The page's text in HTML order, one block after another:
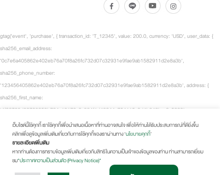
เว็บไซต์นี้ใช้คุกกี้ เราใช้คุกกี้เพื่อนำเสนอเนื้อหาที่ท่านอาจสนใจ เพื่อให้ท่านได้รับประสบการณ์ที่ดียิ่งขึ้น
คลิกเพื่อดูข้อมูลเพิ่มเติมเกี่ยวกับการใช้คุกกี้ของเราผ่านทาง ‘นโยบายคุกกี้’
รายละเอียดเพิ่มเติม
หากท่านต้องการทราบข้อมูลเพิ่มเติมเกี่ยวกับสิทธิในความเป็นเจ้าของข้อมูลของท่าน ท่านสามารถเยี่ยม
ชม"ประกาศความเป็นส่วนตัว (Privacy Notice)"
gtag('event', 'purchase', { transaction_id: 'T_12345', value: 200.0, currency: 'USD', user_data: {
sha256_email_address:
'0c7e6a405862e402eb76a70f8a26fc732d07c32931e9fae9ab1582911d2e8a3b',
sha256_phone_number:
'123456405862e402eb76a70f8a26fc732d07c32931e9fae9ab1582911d2e8a3b', address: {
sha256_first_name:
'4f23798d92708359b734a18172c9c864f1d48044a754115a0d4b843bca3a5332',
sha256_last_name:
'fd53ef835b15485572a6e82cf470dcb41fd218ae5751ab7531c956a2a6bcd3c7', city: 'City
Town', region: 'CA', postal_code: '54321', country: 'US' } }, items: [ { item_id: 'SKU_12345',
item_name: 'Fancy-MaxSpeed2.0 Black', item_brand: 'Fancy Sneakers', item_category: 'Shoes -
Running Shoes', price: 100.0, quantity: 2 } ], tt_external_id: